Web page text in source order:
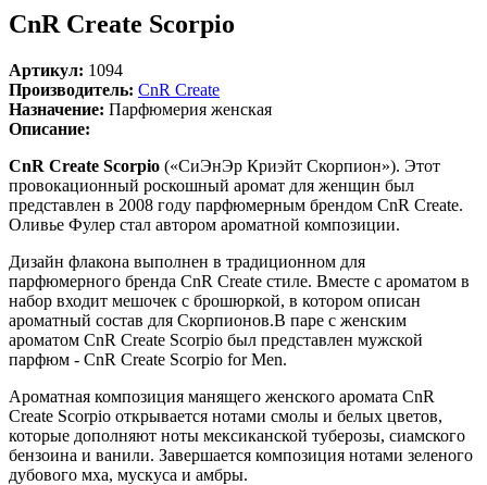
CnR Create Scorpio
Артикул: 1094
Производитель: CnR Create
Назначение: Парфюмерия женская
Описание:
CnR Create Scorpio («СиЭнЭр Криэйт Скорпион»). Этот
провокационный роскошный аромат для женщин был
представлен в 2008 году парфюмерным брендом CnR Create.
Оливье Фулер стал автором ароматной композиции.
Дизайн флакона выполнен в традиционном для
парфюмерного бренда CnR Create стиле. Вместе с ароматом в
набор входит мешочек с брошюркой, в котором описан
ароматный состав для Скорпионов.В паре с женским
ароматом CnR Create Scorpio был представлен мужской
парфюм - CnR Create Scorpio for Men.
Ароматная композиция манящего женского аромата CnR
Create Scorpio открывается нотами смолы и белых цветов,
которые дополняют ноты мексиканской туберозы, сиамского
бензоина и ванили. Завершается композиция нотами зеленого
дубового мха, мускуса и амбры.